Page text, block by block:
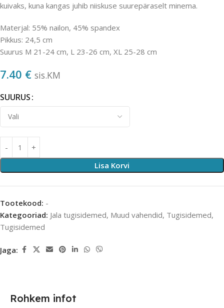
kuivaks, kuna kangas juhib niiskuse suurepäraselt minema.
Materjal: 55% nailon, 45% spandex
Pikkus: 24,5 cm
Suurus M 21-24 cm, L 23-26 cm, XL 25-28 cm
7.40 € sis.KM
SUURUS
Lisa Korvi
Tootekood: -
Kategooriad: Jala tugisidemed, Muud vahendid, Tugisidemed,
Tugisidemed
Jaga:
Rohkem infot